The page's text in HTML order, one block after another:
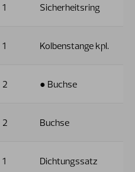
1 Sicherheitsring
1 Kolbenstange kpl.
2 ● Buchse
2 Buchse
1 Dichtungssatz